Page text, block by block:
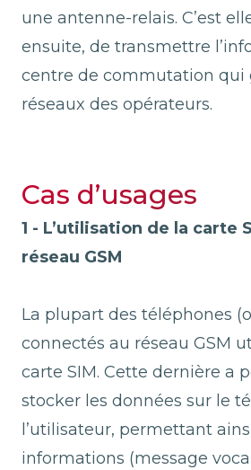
une antenne-relais. C’est
ensuite, de transmettre
centre de commutation qui
réseaux des opérateurs.
Cas d’usages
1 - L’utilisation de la carte
réseau GSM
La plupart des téléphones
connectés au réseau GSM
carte SIM. Cette dernière a
stocker les données sur le
l’utilisateur, permettant
informations (message